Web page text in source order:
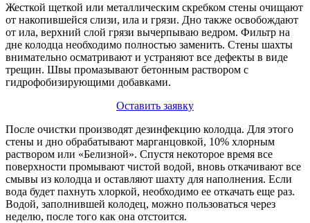
Жесткой щеткой или металлическим скребком стены очищают
от накопившейся слизи, ила и грязи. Дно также освобождают
от ила, верхний слой грязи вычерпываю ведром. Фильтр на
дне колодца необходимо полностью заменить. Стены шахты
внимательно осматривают и устраняют все дефекты в виде
трещин. Швы промазывают бетонным раствором с
гидрофобизирующими добавками.
Оставить заявку
После очистки производят дезинфекцию колодца. Для этого
стены и дно обрабатывают марганцовкой, 10% хлорным
раствором или «Белизной». Спустя некоторое время все
поверхности промывают чистой водой, вновь откачивают все
смывы из колодца и оставляют шахту для наполнения. Если
вода будет пахнуть хлоркой, необходимо ее откачать еще раз.
Водой, заполнившей колодец, можно пользоваться через
неделю, после того как она отстоится.